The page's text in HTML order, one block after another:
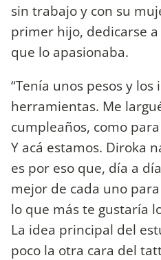
sin trabajo y con su
primer hijo, dedicarse
que lo apasionaba.
“Tenía unos pesos y
herramientas. Me
cumpleaños, como
Y acá estamos. Diroka
es por eso que, día a
mejor de cada uno
lo que más te gustaría
La idea principal del
poco la otra cara del